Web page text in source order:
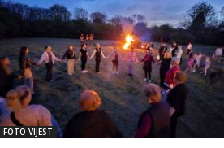
FOTO VIJEST